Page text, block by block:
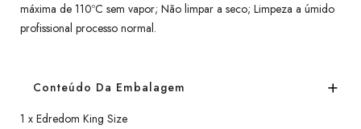
máxima de 110ºC sem vapor; Não limpar a seco; Limpeza a úmido
profissional processo normal.
Conteúdo Da Embalagem
1 x Edredom King Size